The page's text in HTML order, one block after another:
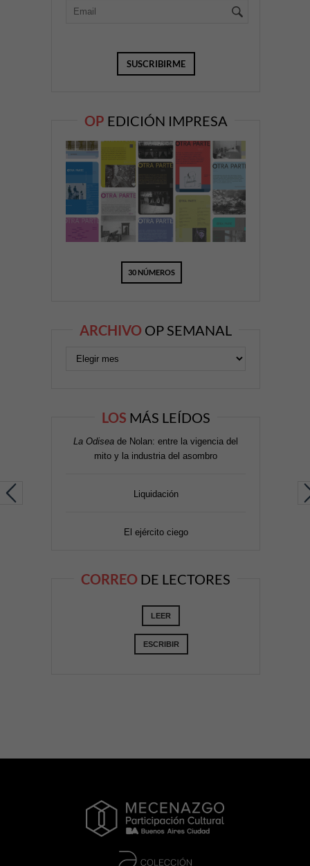
OP EDICIÓN IMPRESA
30 NÚMEROS
ARCHIVO OP SEMANAL
LOS MÁS LEÍDOS
La Odisea de Nolan: entre la vigencia del
mito y la industria del asombro
Liquidación
El ejército ciego
CORREO DE LECTORES
LEER
ESCRIBIR